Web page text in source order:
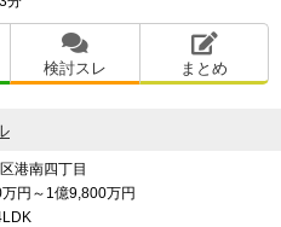
検討スレ まとめ
港南四丁目
円～1億9,800万円